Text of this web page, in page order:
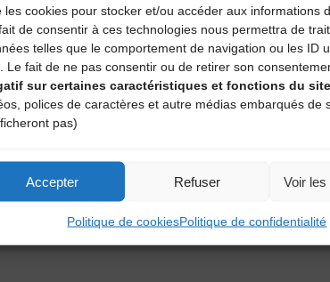
les cookies pour stocker et/ou accéder aux informations
de consentir à ces technologies nous permettra de
telles que le comportement de navigation ou les ID
Le fait de ne pas consentir ou de retirer son
sur certaines caractéristiques et fonctions du
polices de caractères et autre médias embarqués de
pas)
Accepter Refuser Voir les
Politique de cookiesPolitique de confidentialité
la « Cètera d’Oletta ». C’est le seul cistre corse
au début du XXème siècle ainsi que son
et avec lui s’est perdue cette tradition orale dont nul